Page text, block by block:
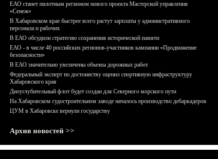
ЕАО станет пилотным регионом нового проекта Мастерской управления
«Сенеж»
В Хабаровском крае быстрее всего растут зарплаты у административного
персонала и рабочих
В ЕАО обсудили стратегию сохранения исторической памяти
ЕАО - в числе 40 российских регионов-участников кампании «Продвижение
безопасности»
В ЕАО значительно увеличены объемы дорожных работ
Федеральный эксперт по достоинству оценил спортивную инфраструктуру
Хабаровского края
Дноуглубительный флот будет создан для Северного морского пути
На Хабаровском судостроительном заводе началось производство дебаркадеров
ЦУМ в Хабаровске вернули государству
Архив новостей >>